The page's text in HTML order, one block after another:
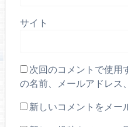
サイト
次回のコメントで使用
の名前、メールアドレス
新しいコメントをメー